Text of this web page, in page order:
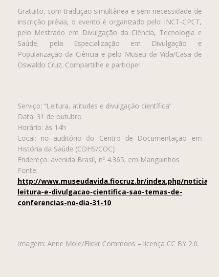
Gratuito, com tradução simultânea e sem necessidade de
inscrição prévia, o evento é organizado pelo INCT-CPCT,
pelo Mestrado em Divulgação da Ciência, Tecnologia e
Saúde, pela Especialização em Divulgação e
Popularização da Ciência e pelo Museu da Vida/Casa de
Oswaldo Cruz. Compartilhe e participe!
Serviço: “Leitura, atitudes e divulgação científica”
Data: 31 de outubro
Horário: às 14h
Local: no auditório do Centro de Documentação em
História da Saúde (CDHS/COC)
Endereço: avenida Brasil, nº 4.365, em Manguinhos
Fonte:
http://www.museudavida.fiocruz.br/index.php/noticias/
leitura-e-divulgacao-cientifica-sao-temas-de-
conferencias-no-dia-31-10
Imagem: Anne Mole/Flickr Commons – licença CC BY 2.0.